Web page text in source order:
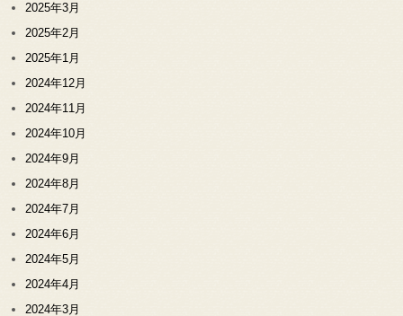
2025年3月
2025年2月
2025年1月
2024年12月
2024年11月
2024年10月
2024年9月
2024年8月
2024年7月
2024年6月
2024年5月
2024年4月
2024年3月